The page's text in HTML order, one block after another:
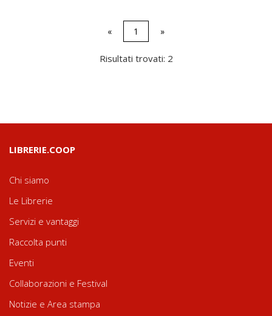
« 1 »
Risultati trovati: 2
LIBRERIE.COOP
Chi siamo
Le Librerie
Servizi e vantaggi
Raccolta punti
Eventi
Collaborazioni e Festival
Notizie e Area stampa